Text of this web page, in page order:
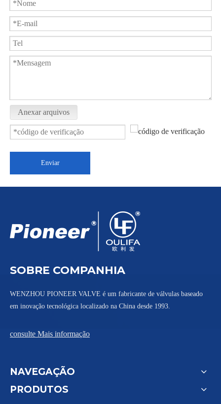
Anexar arquivos
Enviar
SOBRE COMPANHIA
WENZHOU PIONEER VALVE é um fabricante de válvulas baseado
em inovação tecnológica localizado na China desde 1993.
consulte Mais informação
NAVEGAÇÃO
PRODUTOS